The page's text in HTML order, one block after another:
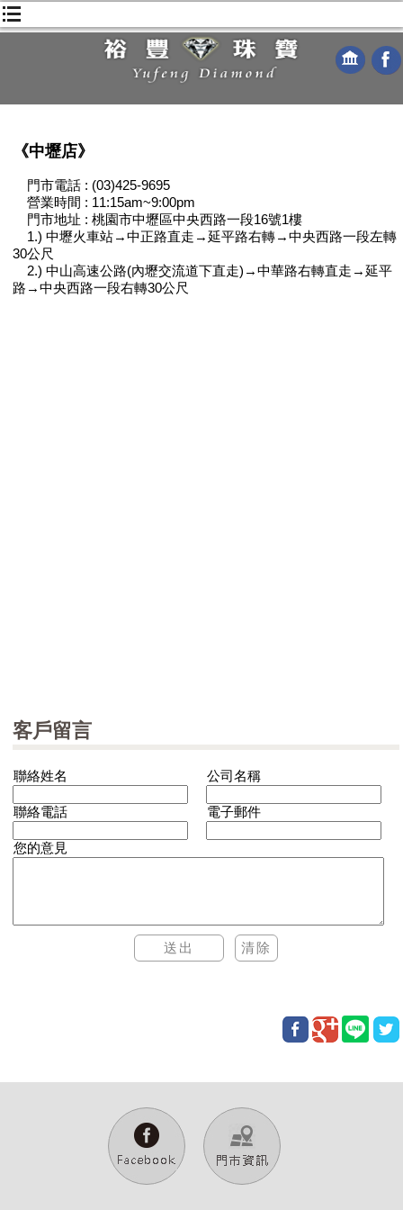
《中壢店》
門市電話 : (03)425-9695
營業時間 : 11:15am~9:00pm
門市地址 : 桃園市中壢區中央西路一段16號1樓
1.) 中壢火車站→中正路直走→延平路右轉→中央西路一段左轉
30公尺
2.) 中山高速公路(內壢交流道下直走)→中華路右轉直走→延平
路→中央西路一段右轉30公尺
客戶留言
聯絡姓名 公司名稱
聯絡電話 電子郵件
您的意見